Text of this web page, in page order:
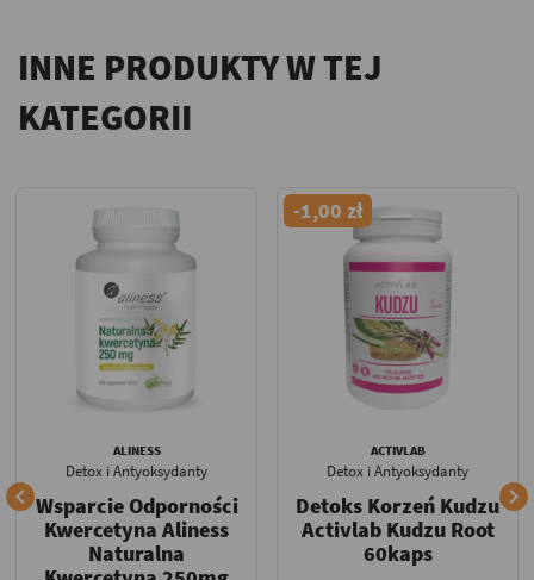
INNE PRODUKTY W TEJ
KATEGORII

ALINESS
Detox i Antyoksydanty
Wsparcie Odporności
Kwercetyna Aliness
Naturalna
-1,00 zł
ACTIVLAB
Detox i Antyoksydanty
Detoks Korzeń Kudzu
Activlab Kudzu Root
60kaps
